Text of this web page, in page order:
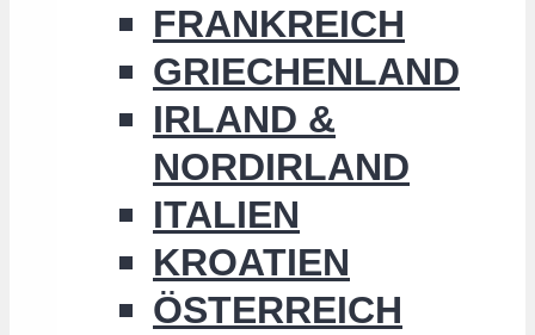
FRANKREICH
GRIECHENLAND
IRLAND &
NORDIRLAND
ITALIEN
KROATIEN
ÖSTERREICH